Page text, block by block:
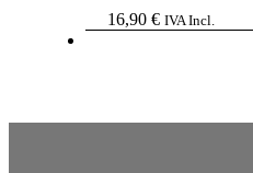
16,90 € IVA Incl.